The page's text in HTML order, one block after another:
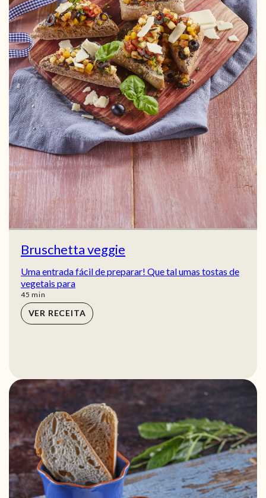
Bruschetta veggie
Uma entrada fácil de preparar! Que tal umas tostas de
vegetais para
45 min
min
VER RECEITA